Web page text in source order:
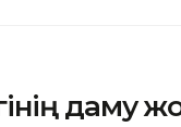
даму